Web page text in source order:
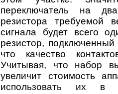
переключатель на
резистора требуемой
сигнала будет всего
резистор,
что качество
Учитывая, что набор
увеличит стоимость
использовать их в